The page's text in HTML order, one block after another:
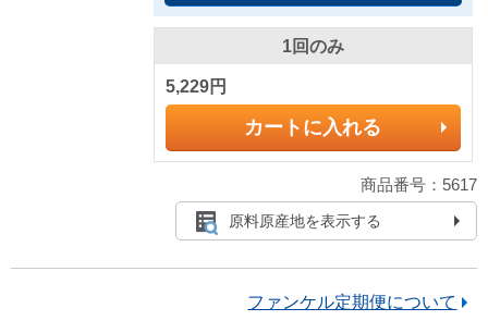
1回のみ
5,229円
カートに入れる
商品番号：5617
原料原産地を表示する
ファンケル定期便について